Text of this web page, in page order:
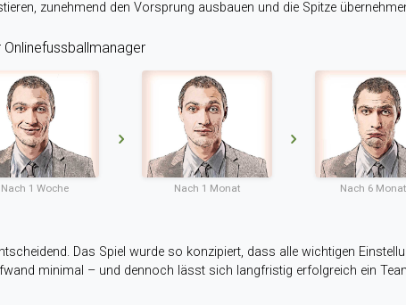
zunehmend den Vorsprung ausbauen und die Spitze
Nach 1 Woche Nach 1 Monat Nach 6
Das Spiel wurde so konzipiert, dass alle wichtigen
minimal – und dennoch lässt sich langfristig erfolgreich ein